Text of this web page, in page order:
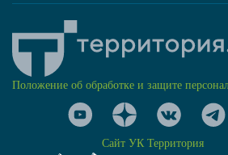
Положение об обработке и защите
Сайт УК Территория